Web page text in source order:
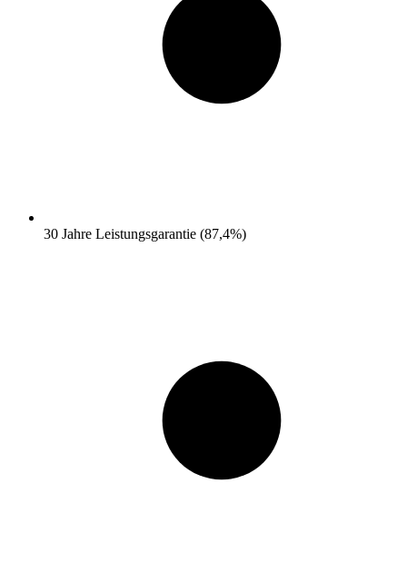
30 Jahre Leistungsgarantie (87,4%)